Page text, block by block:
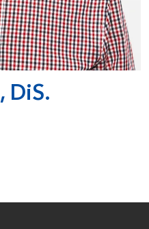
DiS.